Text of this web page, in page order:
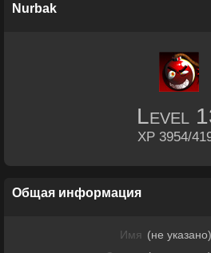
Nurbak
Level
XP 3954/
Общая информация
Имя (не указано)